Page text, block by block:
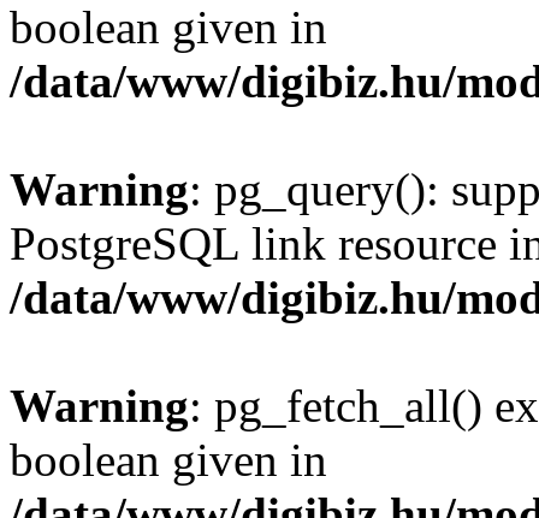
boolean given in
/data/www/digibiz.hu/
Warning: pg_query():
PostgreSQL link resource
/data/www/digibiz.hu/
Warning: pg_fetch_all()
boolean given in